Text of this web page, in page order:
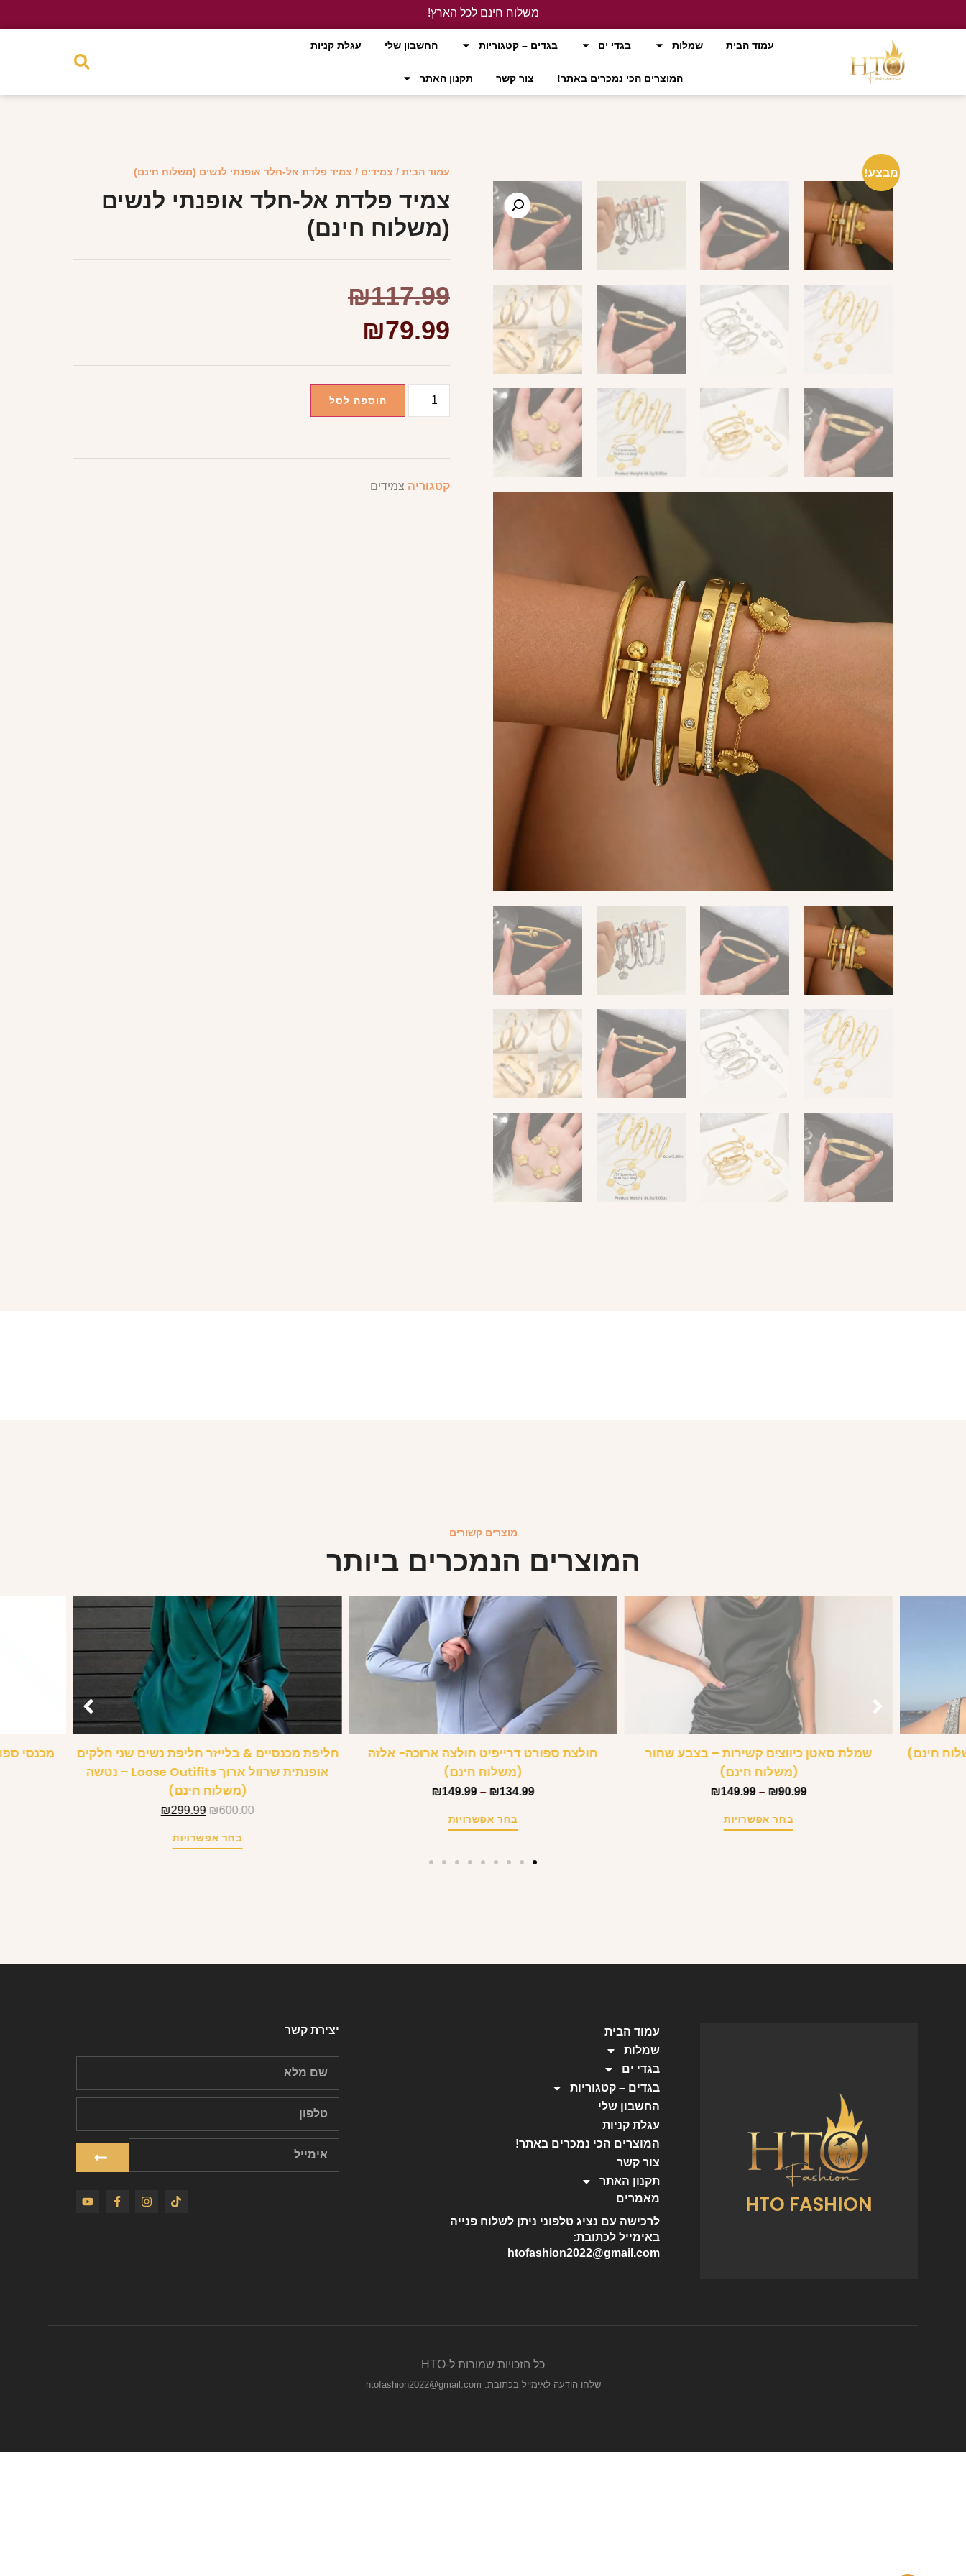
משלוח חינם לכל הארץ!
עמוד הבית
שמלות בגדי ים בגדים – קטגוריות החשבון שלי עגלת קניות
המוצרים הכי נמכרים באתר! צור קשר תקנון האתר
מבצע! עמוד הבית / צמידים / צמיד פלדת אל-חלד אופנתי לנשים (משלוח חינם)
צמיד פלדת אל-חלד אופנתי לנשים
(משלוח חינם)
₪117.99
₪79.99
הוספה לסל
קטגוריה צמידים
מוצרים קשורים
המוצרים הנמכרים ביותר
חינם)
שמלת סאטן כיווצים קשירות – בצבע שחור
(משלוח חינם)
₪90.99
–
₪149.99
בחר אפשרויות
חולצת ספורט דרייפיט חולצה ארוכה- אלזה
(משלוח חינם)
₪134.99
–
₪149.99
בחר אפשרויות
חליפת מכנסיים & בלייזר חליפת נשים שני חלקים
אופנתית שרוול ארוך Loose Outifits – נטשה
(משלוח חינם)
₪600.00
₪299.99
בחר אפשרויות
מכנסי
HTO FASHION
עמוד הבית
שמלות
בגדי ים
בגדים – קטגוריות
החשבון שלי
עגלת קניות
המוצרים הכי נמכרים באתר!
צור קשר
תקנון האתר
מאמרים
לרכישה עם נציג טלפוני ניתן לשלוח פנייה
באימייל לכתובת:
htofashion2022@gmail.com
יצירת קשר
כל הזכויות שמורות ל-HTO
שלחו הודעה לאימייל בכתובת: htofashion2022@gmail.com